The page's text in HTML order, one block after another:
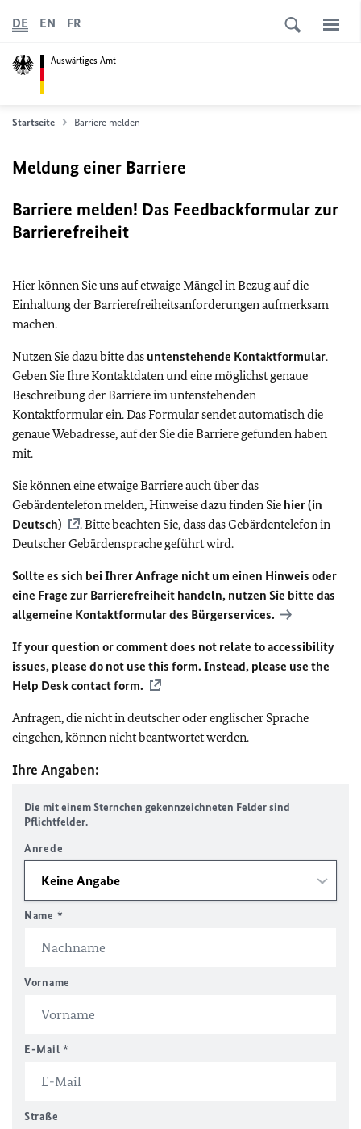
Auswärtiges Amt
DE EN FR
Startseite Barriere melden
Meldung einer Barriere
Barriere melden! Das Feedbackformular zur
Barrierefreiheit
Hier können Sie uns auf etwaige Mängel in Bezug auf die
Einhaltung der Barrierefreiheitsanforderungen aufmerksam
machen.
Nutzen Sie dazu bitte das untenstehende Kontaktformular.
Geben Sie Ihre Kontaktdaten und eine möglichst genaue
Beschreibung der Barriere im untenstehenden
Kontaktformular ein. Das Formular sendet automatisch die
genaue Webadresse, auf der Sie die Barriere gefunden haben
mit.
Sie können eine etwaige Barriere auch über das
Gebärdentelefon melden, Hinweise dazu finden Sie hier (in
Deutsch)
. Bitte beachten Sie, dass das Gebärdentelefon in
Deutscher Gebärdensprache geführt wird.
Sollte es sich bei Ihrer Anfrage nicht um einen Hinweis oder
eine Frage zur Barrierefreiheit handeln, nutzen Sie bitte das
allgemeine Kontaktformular des Bürgerservices.
If your question or comment does not relate to accessibility
issues, please do not use this form. Instead, please use the
Help Desk contact form.
Anfragen, die nicht in deutscher oder englischer Sprache
eingehen, können nicht beantwortet werden.
Ihre Angaben:
Die mit einem Sternchen gekennzeichneten Felder sind
Pflichtfelder.
Anrede
Name *
Vorname
E-Mail *
Straße